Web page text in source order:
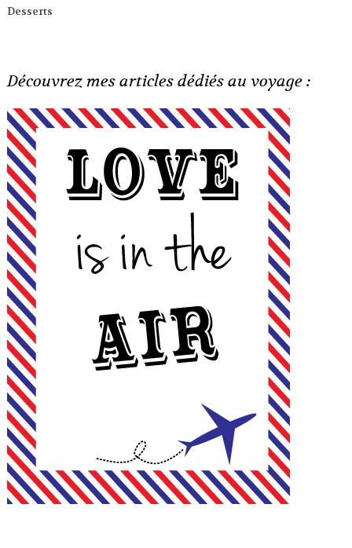
Desserts
Découvrez mes articles dédiés au voyage :